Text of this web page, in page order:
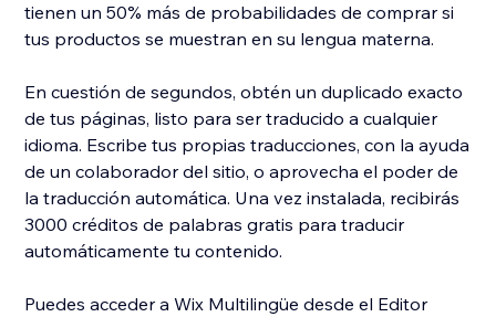
tienen un 50% más de probabilidades de comprar si
tus productos se muestran en su lengua materna.
En cuestión de segundos, obtén un duplicado exacto
de tus páginas, listo para ser traducido a cualquier
idioma. Escribe tus propias traducciones, con la ayuda
de un colaborador del sitio, o aprovecha el poder de
la traducción automática. Una vez instalada, recibirás
3000 créditos de palabras gratis para traducir
automáticamente tu contenido.
Puedes acceder a Wix Multilingüe desde el Editor